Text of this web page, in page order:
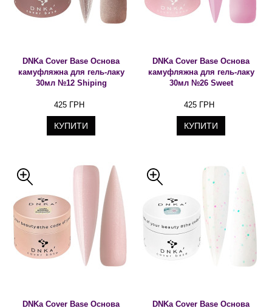
DNKa Cover Base Основа
камуфляжна для гель-лаку
30мл №12 Shiping
425 ГРН
КУПИТИ
DNKa Cover Base Основа
камуфляжна для гель-лаку
30мл №26 Sweet
425 ГРН
КУПИТИ
DNKa Cover Base Основа
DNKa Cover Base Основа